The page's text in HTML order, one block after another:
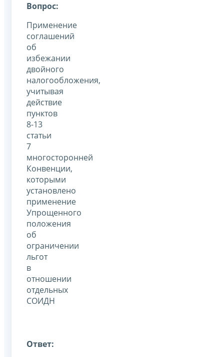
Вопрос:
Применение
соглашений
об
избежании
двойного
налогообложения,
учитывая
действие
пунктов
8-13
статьи
7
многосторонней
Конвенции,
которыми
установлено
применение
Упрощенного
положения
об
ограничении
льгот
в
отношении
отдельных
СОИДН
Ответ: